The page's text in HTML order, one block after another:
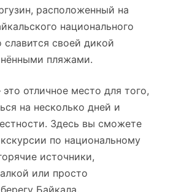
расположенный на
национального
своей дикой
пляжами.
отличное место для того,
на несколько дней и
Здесь вы сможете
по национальному
источники,
или просто
Байкала.